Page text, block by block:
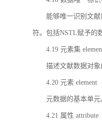
能够唯一识别文
符。包括NSTL赋予的
4.19 元素集
描述文献数据对
4.20 元素 element
元数据的基本单元
4.21 属性 attribute